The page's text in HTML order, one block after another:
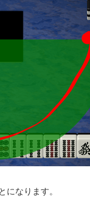
になります。